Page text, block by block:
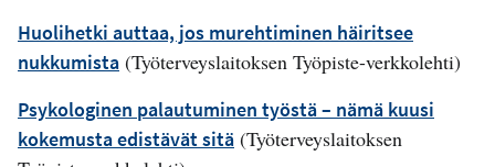
Huolihetki auttaa, jos murehtiminen häiritsee
nukkumista (Työterveyslaitoksen Työpiste-verkkolehti)
Psykologinen palautuminen työstä – nämä kuusi
kokemusta edistävät sitä (Työterveyslaitoksen